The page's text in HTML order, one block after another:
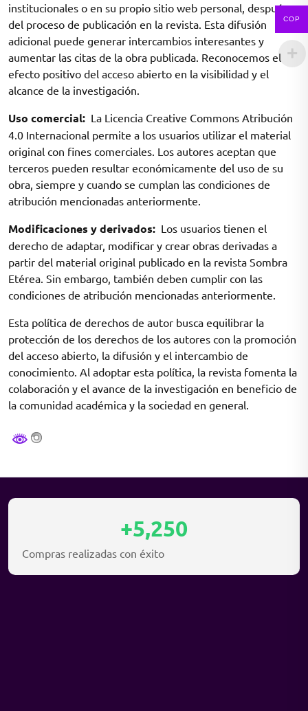
institucionales o en su propio sitio web personal, después
del proceso de publicación en la revista. Esta difusión
adicional puede generar intercambios interesantes y
aumentar las citas de la obra publicada. Reconocemos el
efecto positivo del acceso abierto en la visibilidad y el
alcance de la investigación.
Uso comercial: La Licencia Creative Commons Atribución
4.0 Internacional permite a los usuarios utilizar el material
original con fines comerciales. Los autores aceptan que
terceros pueden resultar económicamente del uso de su
obra, siempre y cuando se cumplan las condiciones de
atribución mencionadas anteriormente.
Modificaciones y derivados: Los usuarios tienen el
derecho de adaptar, modificar y crear obras derivadas a
partir del material original publicado en la revista Sombra
Etérea. Sin embargo, también deben cumplir con las
condiciones de atribución mencionadas anteriormente.
Esta política de derechos de autor busca equilibrar la
protección de los derechos de los autores con la promoción
del acceso abierto, la difusión y el intercambio de
conocimiento. Al adoptar esta política, la revista fomenta la
colaboración y el avance de la investigación en beneficio de
la comunidad académica y la sociedad en general.
+5,250
Compras realizadas con éxito
COP